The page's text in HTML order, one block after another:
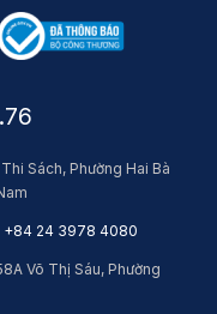
Sách, Phường Hai Bà
+84 24 3978 4080
Võ Thị Sáu, Phường